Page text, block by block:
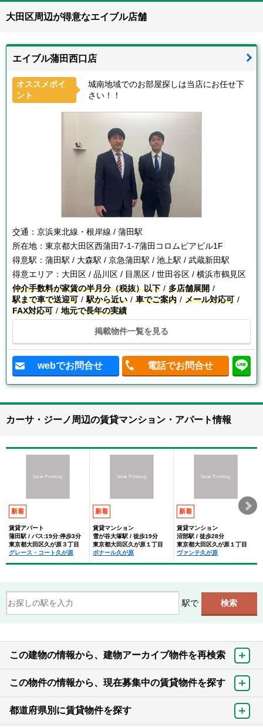
大田区周辺が得意なエイブル店舗
エイブル蒲田西口店
オススメポイ
ント
城南地域でのお部屋探しは当店にお任せ下
さい！！
交通： 京浜東北線・根岸線 / 蒲田駅
所在地： 東京都大田区西蒲田7-1-7蒲田コロムビアビル1F
得意駅： 蒲田駅 / 大森駅 / 京急蒲田駅 / 池上駅 / 武蔵新田駅
得意エリア： 大田区 / 品川区 / 目黒区 / 世田谷区 / 横浜市鶴見区
仲介手数料が家賃の半月分（税抜）以下
多店舗展開
駅まで車で送迎可
駅から近い 車でご案内
メール対応可
FAX対応可
地元で長年の実績
掲載物件一覧を見る
webでお問合せ 電話でお問合せ
カーサ・ジーノ周辺の賃貸マンション・アパート情報
新着
賃貸アパート
蒲田駅 / バス:19分:停歩3分
東京都大田区久が原３丁目
グレース・コート久が原
新着
賃貸マンション
雪が谷大塚駅 / 徒歩19分
東京都大田区久が原１丁目
ボナール久が原
新着
賃貸マンション
沼部駅 / 徒歩28分
東京都大田区久が原１丁目
ヴァンテ久が原
駅で
この建物の情報から、建物アーカイブ物件を再検索
この物件の情報から、現在募集中の賃貸物件を探す
都道府県別に賃貸物件を探す